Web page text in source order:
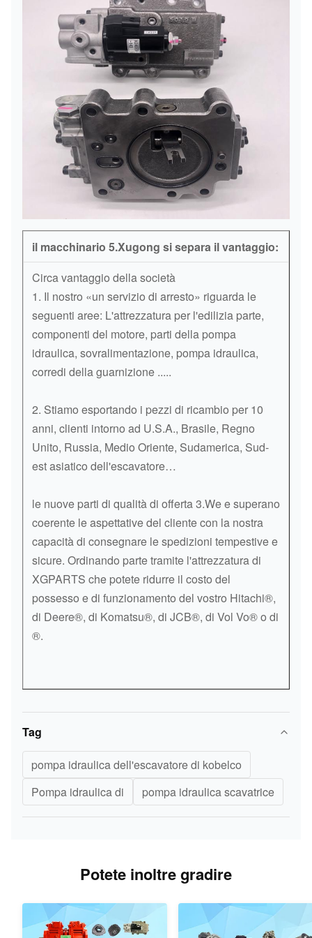
il macchinario 5.Xugong si separa il vantaggio:
Circa vantaggio della società
1. Il nostro «un servizio di arresto» riguarda le
seguenti aree: L'attrezzatura per l'edilizia parte,
componenti del motore, parti della pompa
idraulica, sovralimentazione, pompa idraulica,
corredi della guarnizione .....
2. Stiamo esportando i pezzi di ricambio per 10
anni, clienti intorno ad U.S.A., Brasile, Regno
Unito, Russia, Medio Oriente, Sudamerica, Sud-
est asiatico dell'escavatore…
le nuove parti di qualità di offerta 3.We e superano
coerente le aspettative del cliente con la nostra
capacità di consegnare le spedizioni tempestive e
sicure. Ordinando parte tramite l'attrezzatura di
XGPARTS che potete ridurre il costo del
possesso e di funzionamento del vostro Hitachi®,
di Deere®, di Komatsu®, di JCB®, di Vol Vo® o di
®.
Tag
pompa idraulica dell'escavatore di kobelco
Pompa idraulica di
pompa idraulica scavatrice
Potete inoltre gradire